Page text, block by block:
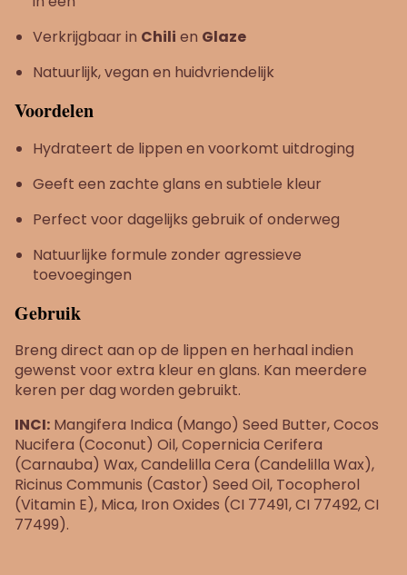
Verkrijgbaar in Chili en Glaze
Natuurlijk, vegan en huidvriendelijk
Voordelen
Hydrateert de lippen en voorkomt uitdroging
Geeft een zachte glans en subtiele kleur
Perfect voor dagelijks gebruik of onderweg
Natuurlijke formule zonder agressieve
toevoegingen
Gebruik
Breng direct aan op de lippen en herhaal indien
gewenst voor extra kleur en glans. Kan meerdere
keren per dag worden gebruikt.
INCI: Mangifera Indica (Mango) Seed Butter, Cocos
Nucifera (Coconut) Oil, Copernicia Cerifera
(Carnauba) Wax, Candelilla Cera (Candelilla Wax),
Ricinus Communis (Castor) Seed Oil, Tocopherol
(Vitamin E), Mica, Iron Oxides (CI 77491, CI 77492, CI
77499).